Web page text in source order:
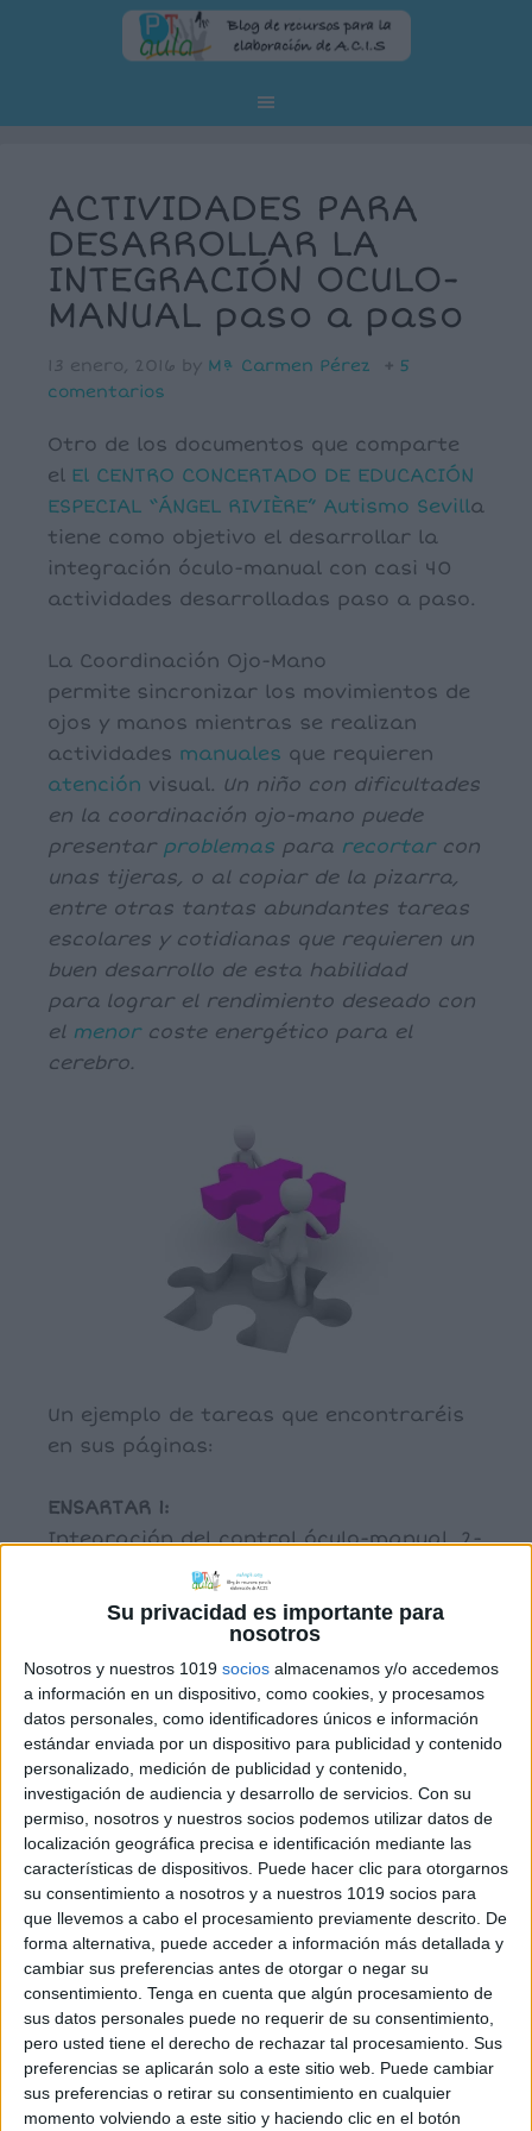
Su privacidad es importante para
nosotros
Nosotros y nuestros 1019 socios almacenamos y/o accedemos
a información en un dispositivo, como cookies, y procesamos
datos personales, como identificadores únicos e información
estándar enviada por un dispositivo para publicidad y contenido
personalizado, medición de publicidad y contenido,
investigación de audiencia y desarrollo de servicios. Con su
permiso, nosotros y nuestros socios podemos utilizar datos de
localización geográfica precisa e identificación mediante las
características de dispositivos. Puede hacer clic para otorgarnos
su consentimiento a nosotros y a nuestros 1019 socios para
que llevemos a cabo el procesamiento previamente descrito. De
forma alternativa, puede acceder a información más detallada y
cambiar sus preferencias antes de otorgar o negar su
consentimiento. Tenga en cuenta que algún procesamiento de
sus datos personales puede no requerir de su consentimiento,
pero usted tiene el derecho de rechazar tal procesamiento. Sus
preferencias se aplicarán solo a este sitio web. Puede cambiar
sus preferencias o retirar su consentimiento en cualquier
momento volviendo a este sitio y haciendo clic en el botón
ACTIVIDADES PARA
DESARROLLAR LA
INTEGRACIÓN OCULO-
MANUAL paso a paso
13 enero, 2016 by Mª Carmen Pérez
5
comentarios
Otro de los documentos que comparte
el El CENTRO CONCERTADO DE EDUCACIÓN
ESPECIAL “ÁNGEL RIVIÈRE” Autismo Sevilla
tiene como objetivo el desarrollar la
integración óculo-manual con casi 40
actividades desarrolladas paso a paso.
La Coordinación Ojo-Mano
permite sincronizar los movimientos de
ojos y manos mientras se realizan
actividades manuales que requieren
atención visual. Un niño con dificultades
en la coordinación ojo-mano puede
presentar problemas para recortarcon
unas tijeras, o al copiar de la pizarra,
entre otras tantas abundantes tareas
escolares y cotidianas que requieren un
buen desarrollo de esta habilidad
para lograr el rendimiento deseado con
el menorcoste energético para el
cerebro.
Un ejemplo de tareas que encontraréis
en sus páginas:
ENSARTAR 1:
Integración del control óculo-manual, 2-
Actividad de motricidad fina,
coordinación de ambas manos, 2-3
años.
□ Meta:
o Perfeccionar la integración óculo-
manual y mejorar la coordinación
al usar las manos.
□ Objetivo:
o Ensartar dos abalorios por un palo de
juguete, que debe sujetar con la otra
mano.
□ Materiales:
o Botones o abalorios, y un palo de
madera